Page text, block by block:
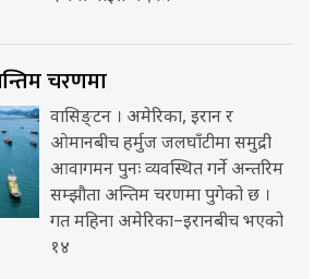
चरणमा
वासिङ्टन । अमेरिका, इरान र
ओमानबीच हर्मुज जलघाँटीमा समुद्री
आवागमन पुनः व्यवस्थित गर्ने अन्तरिम
सम्झौता अन्तिम चरणमा पुगेको छ ।
गत महिना अमेरिका–इरानबीच भएको
१४